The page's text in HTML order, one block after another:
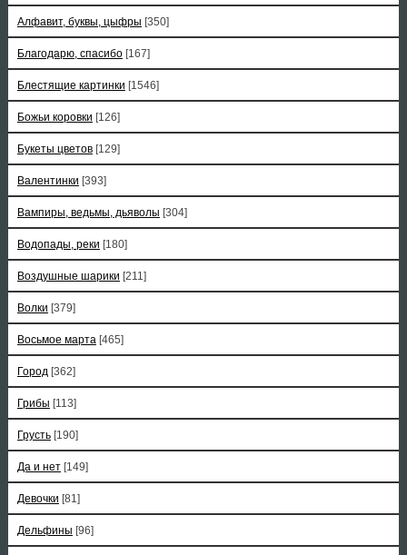
Алфавит, буквы, цыфры [350]
Благодарю, спасибо [167]
Блестящие картинки [1546]
Божьи коровки [126]
Букеты цветов [129]
Валентинки [393]
Вампиры, ведьмы, дьяволы [304]
Водопады, реки [180]
Воздушные шарики [211]
Волки [379]
Восьмое марта [465]
Город [362]
Грибы [113]
Грусть [190]
Да и нет [149]
Девочки [81]
Дельфины [96]